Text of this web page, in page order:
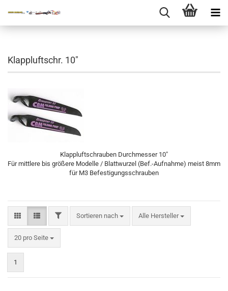
Klappluftschr. 10"
Klappluftschrauben Durchmesser 10"
Für mittlere bis größere Modelle / Blattwurzel (Bef.-Aufnahme) meist 8mm
für M3 Befestigungsschrauben
FILTERSortieren nach
Sortieren nach Alle Hersteller
20 pro Seite
pro Seite
1